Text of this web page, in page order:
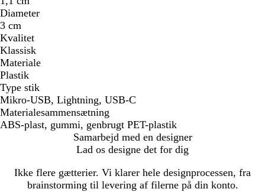
Diameter
3 cm
Kvalitet
Klassisk
Materiale
Plastik
Type stik
Mikro-USB, Lightning, USB-C
Materialesammensætning
ABS-plast, gummi, genbrugt PET-plastik
Samarbejd med en designer
Lad os designe det for dig
Ikke flere gætterier. Vi klarer hele designprocessen, fra
brainstorming til levering af filerne på din konto.